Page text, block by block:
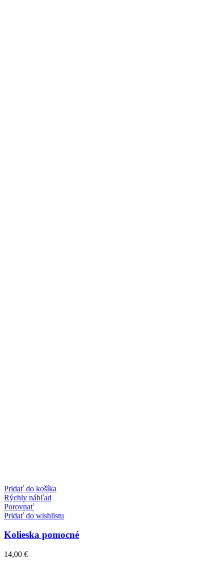
Pridať do košíka
Rýchly náhľad
Porovnať
Pridať do wishlistu
Kolieska pomocné
14,00 €